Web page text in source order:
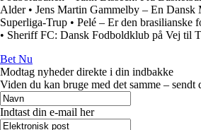
Alder• Jens Martin Gammelby – En Dansk
Superliga-Trup • Pelé – Er den brasilianske
• Sheriff FC: Dansk Fodboldklub på Vej til
Bet Nu
Modtag nyheder direkte i din indbakke
Viden du kan bruge med det samme – sendt
Indtast din e-mail her